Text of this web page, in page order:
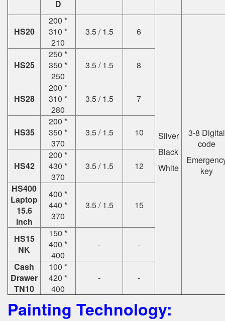
D
HS20
200 *
310 *
210
3.5 / 1.5 6
Silver
Black
White
3-8 Digital
code
key
HS25
250 *
350 *
250
3.5 / 1.5 8
HS28
200 *
310 *
280
3.5 / 1.5 7
HS35
200 *
350 *
370
3.5 / 1.5 10
HS42
200 *
430 *
370
3.5 / 1.5
12
HS400
Laptop
15.6
inch
400 *
440 *
370
3.5 / 1.5 15
HS15
NK
150 *
400 *
400
-
-
Cash
Drawer
TN10
100 *
420 *
400
- -
Painting Technology: